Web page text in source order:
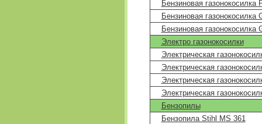
Бензиновая
Бензиновая газонокосилка
Бензиновая газонокосилка
Электро газонокосилки
Электрическая
Электрическая
Электрическая
Электрическая
Бензопилы
Бензопила Stihl MS 361